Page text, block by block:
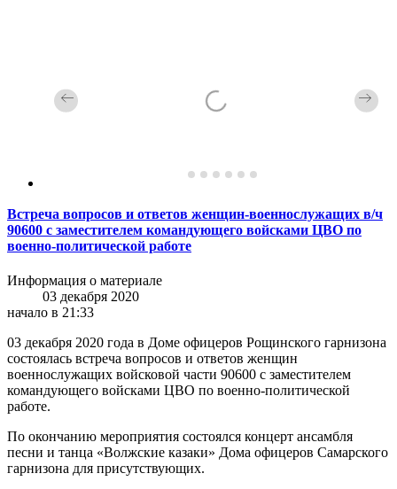
Встреча вопросов и ответов женщин-военнослужащих в/ч
90600 с заместителем командующего войсками ЦВО по
военно-политической работе
Информация о материале
03 декабря 2020
начало в 21:33
03 декабря 2020 года в Доме офицеров Рощинского гарнизона
состоялась встреча вопросов и ответов женщин
военнослужащих войсковой части 90600 с заместителем
командующего войсками ЦВО по военно-политической
работе.
По окончанию мероприятия состоялся концерт ансамбля
песни и танца «Волжские казаки» Дома офицеров Самарского
гарнизона для присутствующих.